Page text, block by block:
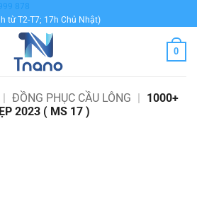
878
từ T2-T7; 17h Chủ Nhật)
0
| ĐỒNG PHỤC CẦU LÔNG | 1000+
2023 ( MS 17 )